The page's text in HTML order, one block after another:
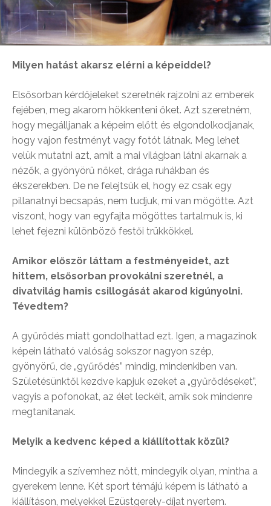
Milyen hatást akarsz elérni a képeiddel?
Elsősorban kérdőjeleket szeretnék rajzolni az emberek
fejében, meg akarom hökkenteni őket. Azt szeretném,
hogy megálljanak a képeim előtt és elgondolkodjanak,
hogy vajon festményt vagy fotót látnak. Meg lehet
velük mutatni azt, amit a mai világban látni akarnak a
nézők, a gyönyörű nőket, drága ruhákban és
ékszerekben. De ne felejtsük el, hogy ez csak egy
pillanatnyi becsapás, nem tudjuk, mi van mögötte. Azt
viszont, hogy van egyfajta mögöttes tartalmuk is, ki
lehet fejezni különböző festői trükkökkel.
Amikor először láttam a festményeidet, azt
hittem, elsősorban provokálni szeretnél, a
divatvilág hamis csillogását akarod kigúnyolni.
Tévedtem?
A gyűrődés miatt gondolhattad ezt. Igen, a magazinok
képein látható valóság sokszor nagyon szép,
gyönyörű, de „gyűrődés” mindig, mindenkiben van.
Születésünktől kezdve kapjuk ezeket a „gyűrődéseket”,
vagyis a pofonokat, az élet leckéit, amik sok mindenre
megtanítanak.
Melyik a kedvenc képed a kiállítottak közül?
Mindegyik a szívemhez nőtt, mindegyik olyan, mintha a
gyerekem lenne. Két sport témájú képem is látható a
kiállításon, melyekkel Ezüstgerely-díjat nyertem.